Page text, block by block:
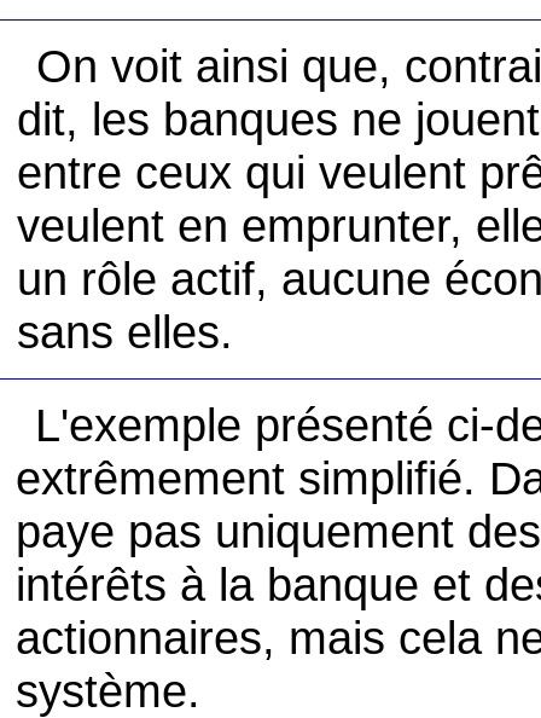
On voit ainsi que,
dit, les banques ne
entre ceux qui veulent
veulent en emprunter,
un rôle actif, aucune
sans elles.
L'exemple présenté ci-
extrêmement simplifié.
paye pas uniquement
intérêts à la banque et
actionnaires, mais cela
système.